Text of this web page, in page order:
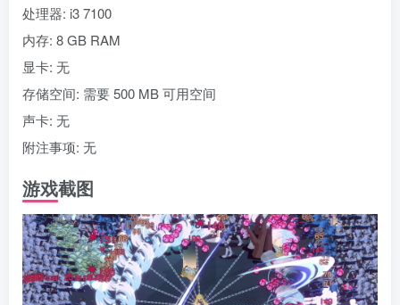
处理器: i3 7100
内存: 8 GB RAM
显卡: 无
存储空间: 需要 500 MB 可用空间
声卡: 无
附注事项: 无
游戏截图